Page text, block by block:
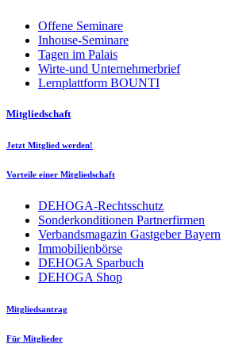
Offene Seminare
Inhouse-Seminare
Tagen im Palais
Wirte-und Unternehmerbrief
Lernplattform BOUNTI
Mitgliedschaft
Jetzt Mitglied werden!
Vorteile einer Mitgliedschaft
DEHOGA-Rechtsschutz
Sonderkonditionen Partnerfirmen
Verbandsmagazin Gastgeber Bayern
Immobilienbörse
DEHOGA Sparbuch
DEHOGA Shop
Mitgliedsantrag
Für Mitglieder